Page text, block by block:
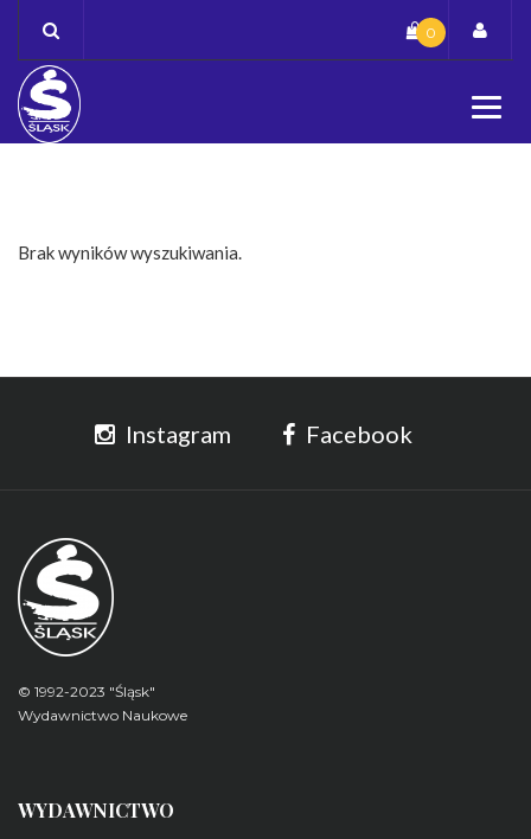
content
0
Brak wyników wyszukiwania.
Instagram Facebook
© 1992-2023 "Śląsk"
Wydawnictwo Naukowe
WYDAWNICTWO